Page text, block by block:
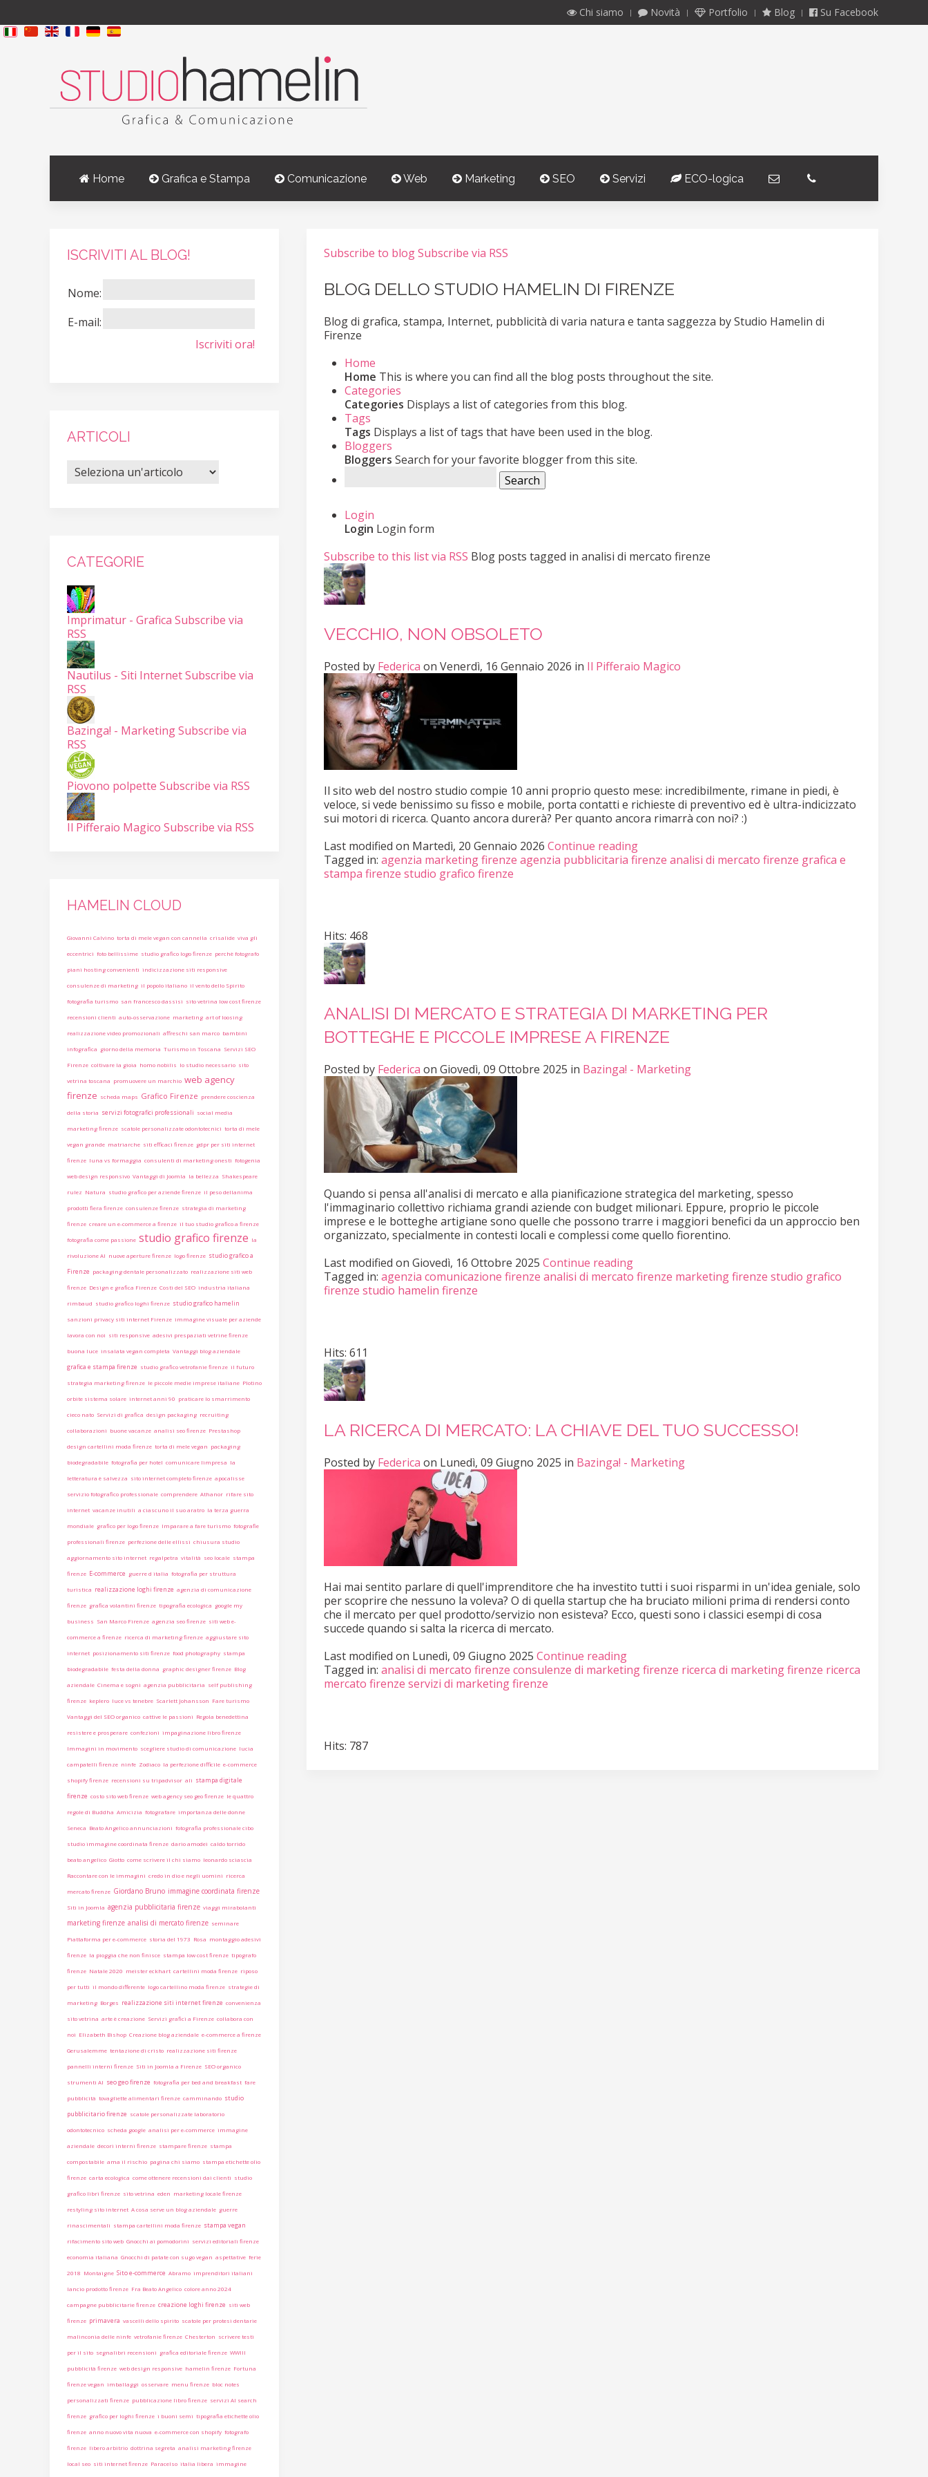
Chi siamo Novità Portfolio Blog Su Facebook
Home Grafica e Stampa Comunicazione Web Marketing SEO Servizi ECO-logica
Subscribe to blogSubscribe via RSS
BLOG DELLO STUDIO HAMELIN DI FIRENZE
Blog di grafica, stampa, Internet, pubblicità di varia natura e tanta saggezza by Studio Hamelin di
Firenze
Home
Home This is where you can find all the blog posts throughout the site.
Categories
Categories Displays a list of categories from this blog.
Tags
Tags Displays a list of tags that have been used in the blog.
Bloggers
Bloggers Search for your favorite blogger from this site.
Search
Login
Login Login form
Subscribe to this list via RSS Blog posts tagged in analisi di mercato firenze
VECCHIO, NON OBSOLETO
Posted by Federica on Venerdì, 16 Gennaio 2026 in Il Pifferaio Magico
Il sito web del nostro studio compie 10 anni proprio questo mese: incredibilmente, rimane in piedi, è
veloce, si vede benissimo su fisso e mobile, porta contatti e richieste di preventivo ed è ultra-indicizzato
sui motori di ricerca. Quanto ancora durerà? Per quanto ancora rimarrà con noi? :)
Last modified on Martedì, 20 Gennaio 2026 Continue reading
Tagged in: agenzia marketing firenze agenzia pubblicitaria firenze analisi di mercato firenze grafica e
stampa firenze studio grafico firenze
Hits: 468
ANALISI DI MERCATO E STRATEGIA DI MARKETING PER
BOTTEGHE E PICCOLE IMPRESE A FIRENZE
Posted by Federica on Giovedì, 09 Ottobre 2025 in Bazinga! - Marketing
Quando si pensa all'analisi di mercato e alla pianificazione strategica del marketing, spesso
l'immaginario collettivo richiama grandi aziende con budget milionari. Eppure, proprio le piccole
imprese e le botteghe artigiane sono quelle che possono trarre i maggiori benefici da un approccio ben
organizzato, specialmente in contesti locali e complessi come quello fiorentino.
Last modified on Giovedì, 16 Ottobre 2025 Continue reading
Tagged in: agenzia comunicazione firenze analisi di mercato firenze marketing firenze studio grafico
firenze studio hamelin firenze
Hits: 611
LA RICERCA DI MERCATO: LA CHIAVE DEL TUO SUCCESSO!
Posted by Federica on Lunedì, 09 Giugno 2025 in Bazinga! - Marketing
Hai mai sentito parlare di quell'imprenditore che ha investito tutti i suoi risparmi in un'idea geniale, solo
per scoprire che nessuno la voleva? O di quella startup che ha bruciato milioni prima di rendersi conto
che il mercato per quel prodotto/servizio non esisteva? Ecco, questi sono i classici esempi di cosa
succede quando si salta la ricerca di mercato.
Last modified on Lunedì, 09 Giugno 2025 Continue reading
Tagged in: analisi di mercato firenze consulenze di marketing firenze ricerca di marketing firenze ricerca
mercato firenze servizi di marketing firenze
Hits: 787
ISCRIVITI AL BLOG!
Nome:
E-mail:
Iscriviti ora!
ARTICOLI
CATEGORIE
Imprimatur - Grafica Subscribe via
RSS
Nautilus - Siti InternetSubscribe via
RSS
Bazinga! - MarketingSubscribe via
RSS
Piovono polpette Subscribe via RSS
Il Pifferaio Magico Subscribe via RSS
HAMELIN CLOUD
Giovanni Calvino torta di mele vegan con cannella crisalide viva gli
eccentrici foto bellissime studio grafico logo firenze perchè fotografo
piani hosting convenienti indicizzazione siti responsive
consulenze di marketing il popolo italiano il vento dello Spirito
fotografia turismo san francesco dassisi sito vetrina low cost firenze
recensioni clienti auto-osservazione marketing art of loosing
realizzazione video promozionali affreschi san marco bambini
infografica giorno della memoria Turismo in Toscana Servizi SEO
Firenze coltivare la gioia homo nobilis lo studio necessario sito
vetrina toscana promuovere un marchio web agency
firenze scheda maps Grafico Firenze prendere coscienza
della storia servizi fotografici professionali social media
marketing firenze scatole personalizzate odontotecnici torta di mele
vegan grande matriarche siti efficaci firenze gdpr per siti internet
firenze luna vs formaggia consulenti di marketing onesti fotogenia
web design responsivo Vantaggi di Joomla la bellezza Shakespeare
rulez Natura studio grafico per aziende firenze il peso dellanima
prodotti fiera firenze consulenze firenze strategia di marketing
firenze creare un e-commerce a firenze il tuo studio grafico a firenze
fotografia come passione studio grafico firenze la
rivoluzione AI nuove aperture firenze logo firenze studio grafico a
Firenze packaging dentale personalizzato realizzazione siti web
firenze Design e grafica Firenze Costi del SEO industria italiana
rimbaud studio grafico loghi firenze studio grafico hamelin
sanzioni privacy siti internet Firenze immagine visuale per aziende
lavora con noi siti responsive adesivi prespaziati vetrine firenze
buona luce insalata vegan completa Vantaggi blog aziendale
grafica e stampa firenze studio grafico vetrofanie firenze il futuro
strategia marketing firenze le piccole medie imprese italiane Plotino
orbite sistema solare internet anni 90 praticare lo smarrimento
cieco nato Servizi di grafica design packaging recruiting
collaborazioni buone vacanze analisi seo firenze Prestashop
design cartellini moda firenze torta di mele vegan packaging
biodegradabile fotografia per hotel comunicare limpresa la
letteratura è salvezza sito internet completo firenze apocalisse
servizio fotografico professionale comprendere Athanor rifare sito
internet vacanze inutili a ciascuno il suo aratro la terza guerra
mondiale grafico per logo firenze Imparare a fare turismo fotografie
professionali firenze perfezione delle ellissi chiusura studio
aggiornamento sito internet regalpetra vitalità seo locale stampa
firenze E-commerce guerre d italia fotografia per struttura
turistica realizzazione loghi firenze agenzia di comunicazione
firenze grafica volantini firenze tipografia ecologica google my
business San Marco Firenze agenzia seo firenze siti web e-
commerce a firenze ricerca di marketing firenze aggiustare sito
internet posizionamento siti firenze food photography stampa
biodegradabile festa della donna graphic designer firenze Blog
aziendale Cinema e sogni agenzia pubblicitaria self publishing
firenze keplero luce vs tenebre Scarlett Johansson Fare turismo
Vantaggi del SEO organico cattive le passioni Regola benedettina
resistere e prosperare confezioni impaginazione libro firenze
Immagini in movimento scegliere studio di comunicazione lucia
campatelli firenze ninfe Zodiaco la perfezione difficile e-commerce
shopify firenze recensioni su tripadvisor ali stampa digitale
firenze costo sito web firenze web agency seo geo firenze le quattro
regole di Buddha Amicizia fotografare importanza delle donne
Seneca Beato Angelico annunciazioni fotografia professionale cibo
studio immagine coordinata firenze dario amodei caldo torrido
beato angelico Giotto come scrivere il chi siamo leonardo sciascia
Raccontare con le immagini credo in dio e negli uomini ricerca
mercato firenze Giordano Bruno immagine coordinata firenze
Siti in Joomla agenzia pubblicitaria firenze viaggi mirabolanti
marketing firenze analisi di mercato firenze seminare
Piattaforma per e-commerce storia del 1973 Rosa montaggio adesivi
firenze la pioggia che non finisce stampa low cost firenze tipografo
firenze Natale 2020 meister eckhart cartellini moda firenze riposo
per tutti il mondo differente logo cartellino moda firenze strategie di
marketing Borges realizzazione siti internet firenze convenienza
sito vetrina arte è creazione Servizi grafici a Firenze collabora con
noi Elizabeth Bishop Creazione blog aziendale e-commerce a firenze
Gerusalemme tentazione di cristo realizzazione siti firenze
pannelli interni firenze Siti in Joomla a Firenze SEO organico
strumenti AI seo geo firenze fotografia per bed and breakfast fare
pubblicità tovagliette alimentari firenze camminando studio
pubblicitario firenze scatole personalizzate laboratorio
odontotecnico scheda google analisi per e-commerce immagine
aziendale decori interni firenze stampare firenze stampa
compostabile ama il rischio pagina chi siamo stampa etichette olio
firenze carta ecologica come ottenere recensioni dai clienti studio
grafico libri firenze sito vetrina eden marketing locale firenze
restyling sito internet A cosa serve un blog aziendale guerre
rinascimentali stampa cartellini moda firenze stampa vegan
rifacimento sito web Gnocchi ai pomodorini servizi editoriali firenze
economia italiana Gnocchi di patate con sugo vegan aspettative ferie
2018 Montaigne Sito e-commerce Abramo imprenditori italiani
lancio prodotto firenze Fra Beato Angelico colore anno 2024
campagne pubblicitarie firenze creazione loghi firenze siti web
firenze primavera vascelli dello spirito scatole per protesi dentarie
malinconia delle ninfe vetrofanie firenze Chesterton scrivere testi
per il sito segnalibri recensioni grafica editoriale firenze WWIII
pubblicità firenze web design responsive hamelin firenze Fortuna
firenze vegan imballaggi osservare menu firenze bloc notes
personalizzati firenze pubblicazione libro firenze servizi AI search
firenze grafico per loghi firenze i buoni semi tipografia etichette olio
firenze anno nuovo vita nuova e-commerce con shopify fotografo
firenze libero arbitrio dottrina segreta analisi marketing firenze
local seo siti internet firenze Paracelso italia libera immagine